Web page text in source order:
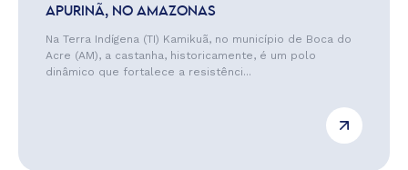
APURINÃ, NO AMAZONAS
Na Terra Indígena (TI) Kamikuã, no município de Boca do
Acre (AM), a castanha, historicamente, é um polo
dinâmico que fortalece a resistênci...